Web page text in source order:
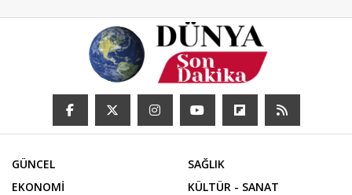
GÜNCEL
EKONOMİ
SAĞLIK
KÜLTÜR - SANAT